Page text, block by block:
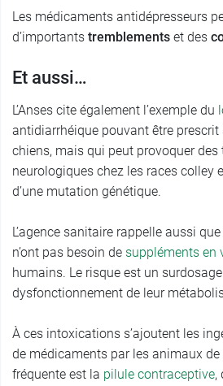
Les médicaments antidépresseurs
d’importants tremblements et des
Et aussi…
L’Anses cite également l’exemple du
antidiarrhéique pouvant être prescrit
chiens, mais qui peut provoquer
neurologiques chez les races colley
d’une mutation génétique.
L’agence sanitaire rappelle aussi
n’ont pas besoin de suppléments en
humains. Le risque est un
dysfonctionnement de leur
À ces intoxications s’ajoutent les
de médicaments par les animaux
fréquente est la pilule contraceptive,